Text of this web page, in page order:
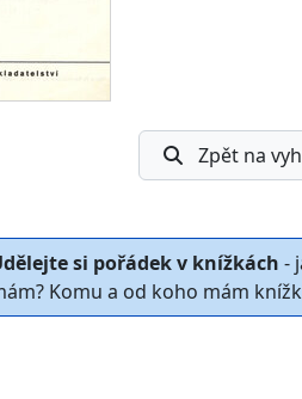
Zpět na
si pořádek v knížkách -
Komu a od koho mám